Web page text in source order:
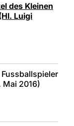
des Kleinen
Luigi
2016)